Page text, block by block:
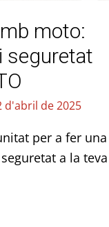
moto:
seguretat
d'abril de 2025
per a fer una
a la teva